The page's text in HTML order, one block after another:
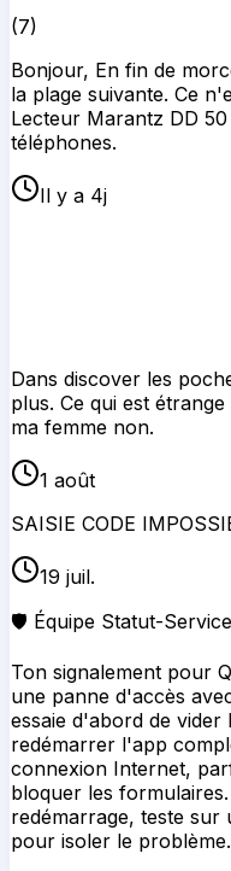
(7)
Bonjour, En fin de
la plage suivante. Ce
Lecteur Marantz DD
téléphones.
Il y a 4j
Dans discover les
plus. Ce qui est
ma femme non.
1 août
SAISIE CODE
19 juil.
🛡️ Équipe Statut-
Ton signalement pour
une panne d'accès
essaie d'abord de
redémarrer l'app
connexion Internet,
bloquer les
redémarrage, teste
pour isoler le problème.